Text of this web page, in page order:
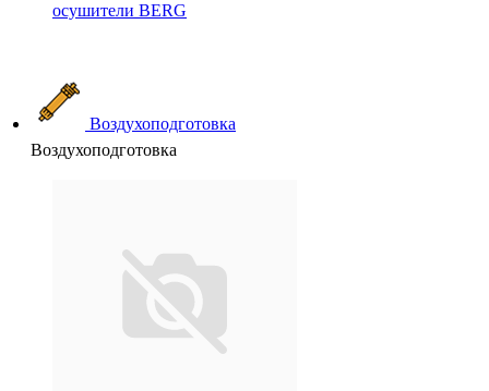
осушители BERG
Воздухоподготовка
Воздухоподготовка